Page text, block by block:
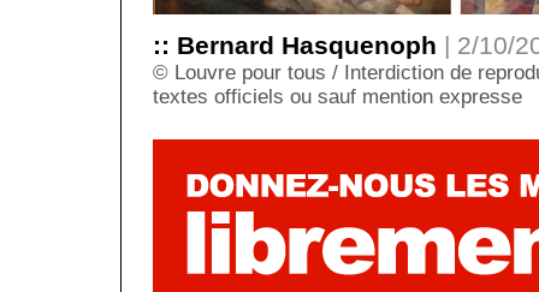
:: Bernard Hasquenoph | 2/10/
© Louvre pour tous / Interdiction de
textes officiels ou sauf mention expresse